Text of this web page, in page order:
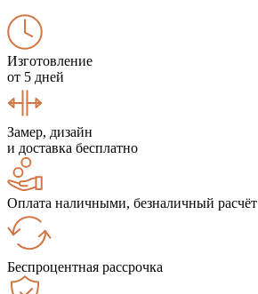
Изготовление
от 5 дней
Замер, дизайн
и доставка бесплатно
Оплата наличными, безналичный расчёт
Беспроцентная рассрочка